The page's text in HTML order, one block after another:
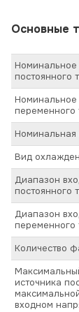
Основные
постоянного
переменного
Вид
Диапазон
постоянного
Диапазон
переменного
Количество
источника
входном